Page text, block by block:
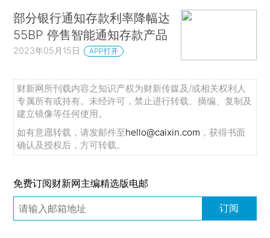
部分银行通知存款利率降幅达
55BP 停售智能通知存款产品
2023年05月15日 APP打开
财新网所刊载内容之知识产权为财新传媒及/或相关权利人
专属所有或持有。未经许可，禁止进行转载、摘编、复制及
建立镜像等任何使用。
如有意愿转载，请发邮件至hello@caixin.com ，获得书面
确认及授权后，方可转载。
免费订阅财新网主编精选版电邮
订阅